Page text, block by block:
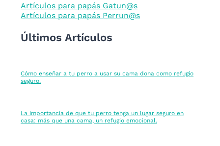
Artículos para papás Gatun@s
Artículos para papás Perrun@s
Últimos Artículos
Cómo enseñar a tu perro a usar su cama dona como refugio
seguro.
La importancia de que tu perro tenga un lugar seguro en
casa: más que una cama, un refugio emocional.